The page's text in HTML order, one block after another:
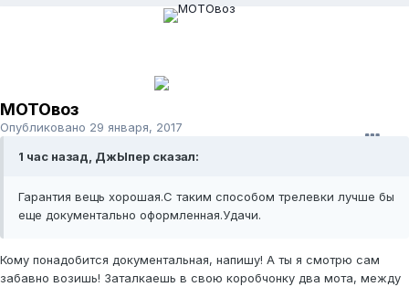
МОТОвоз
Опубликовано 29 января, 2017
1 час назад, ДжЫпер сказал:
Гарантия вещь хорошая.С таким способом трелевки лучше бы
еще документально оформленная.Удачи.
Кому понадобится документальная, напишу! А ты я смотрю сам
забавно возишь! Заталкаешь в свою коробчонку два мота, между